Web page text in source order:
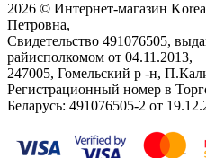
2026 © Интернет-магазин
Петровна,
Свидетельство ‎491076505,
райисполкомом от 04.11.2013,
247005, Гомельский р -н,
Регистрационный номер в
Беларусь: ‎491076505-2 от